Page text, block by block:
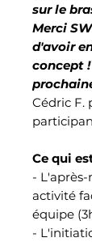
sur le
Merci
d'avoir
concept
Cédric F.
Ce qui
-
activité
équipe
-